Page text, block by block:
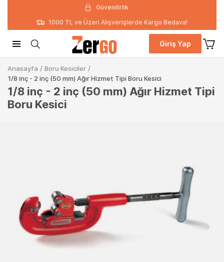
Güvenilirlik
1000 TL ve Üzeri Alışverişlerde Kargo Bedava!
Giriş Yap
Anasayfa / Boru Kesiciler /
1/8 inç - 2 inç (50 mm) Ağır Hizmet Tipi Boru Kesici
1/8 inç - 2 inç (50 mm) Ağır Hizmet Tipi
Boru Kesici